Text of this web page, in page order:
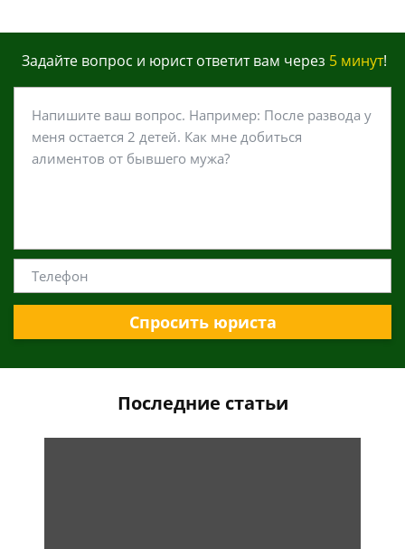
Задайте вопрос и юрист ответит вам через 5 минут!
Спросить юриста
Последние статьи